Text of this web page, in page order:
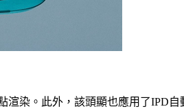
染。此外，該頭顯也應用了IPD